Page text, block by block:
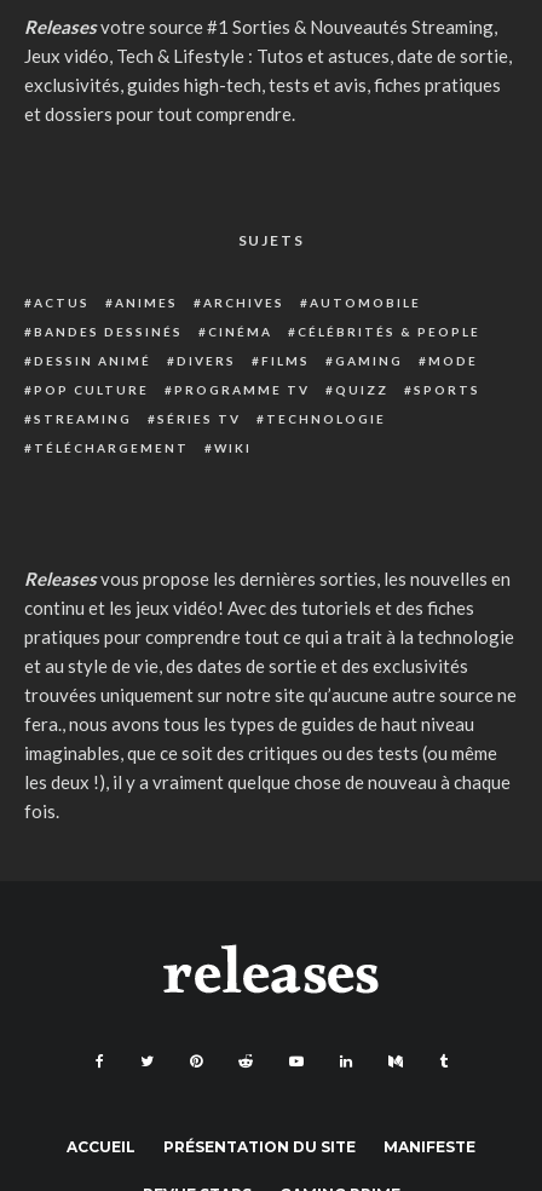
Releasesvotre source #1 Sorties & Nouveautés Streaming,
Jeux vidéo, Tech & Lifestyle : Tutos et astuces, date de sortie,
exclusivités, guides high-tech, tests et avis, fiches pratiques
et dossiers pour tout comprendre.
SUJETS
ACTUS ANIMES ARCHIVES
AUTOMOBILE
BANDES DESSINÉS
CINÉMA
CÉLÉBRITÉS & PEOPLE
DESSIN ANIMÉ
DIVERS FILMS GAMING
MODE
POP CULTURE
PROGRAMME TV QUIZZ
SPORTS
STREAMING
SÉRIES TV
TECHNOLOGIE
TÉLÉCHARGEMENT
WIKI
Releasesvous propose les dernières sorties, les nouvelles en
continu et les jeux vidéo! Avec des tutoriels et des fiches
pratiques pour comprendre tout ce qui a trait à la technologie
et au style de vie, des dates de sortie et des exclusivités
trouvées uniquement sur notre site qu’aucune autre source ne
fera., nous avons tous les types de guides de haut niveau
imaginables, que ce soit des critiques ou des tests (ou même
les deux !), il y a vraiment quelque chose de nouveau à chaque
fois.
ACCUEIL PRÉSENTATION DU SITE MANIFESTE